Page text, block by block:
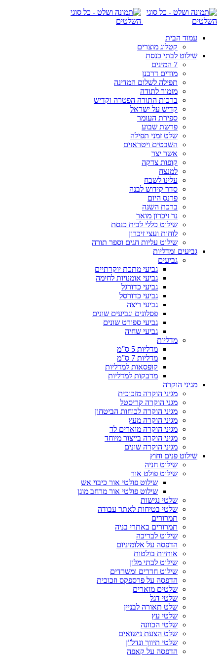
עמוד הבית
קטלוג מוצרים
שילוט לבתי כנסת
7 המינים
מודים דרבנן
תפילה לשלום המדינה
מזמור לתודה
ברכות התורה הפטרה וקדיש
קדיש על ישראל
ספירת העומר
פרשת שבוע
שלט זמני תפילה
השבטים ויטראזים
אשר יצר
קופות צדקה
למנצח
עלינו לשבח
סדר קידוש לבנה
פרנס היום
ברכת השנה
נר זיכרון מואר
שילוט כללי לבית כנסת
לוחות ועצי זיכרון
שילוט עליות חגים וספר תורה
גביעים ומדליות
גביעים
גביעי מתכת יוקרתיים
גביעי אומנויות לחימה
גביעי כדורגל
גביעי כדורסל
גביעי ריצה
פסלונים וגביעים שונים
גביעי ספורט שונים
גביעי שחיה
מדליות
מדליות 5 ס”מ
מדליות 7 ס”מ
קופסאות למדליות
מדבקות למדליות
מגיני הוקרה
מגיני הוקרה מזכוכית
מגני הוקרה קריסטל
מגיני הוקרה לכוחות הביטחון
מגיני הוקרה מעץ
מגיני הוקרה מוארים לד
מגיני הוקרה בייצור מיוחד
מגיני הוקרה שונים
שילוט פנים וחוץ
שילוט חניה
שילוט פולט אור
שילוט פולטי אור כיבוי אש
שילוט פולטי אור מרחב מוגן
שלטי נגישות
שלטי בטיחות לאתר עבודה
תמרורים
תמרורים באתרי בניה
שילוט לבריכה
הדפסה על אלומיניום
אותיות בולטות
שילוט לבתי מלון
שילוט חדרים ומשרדים
הדפסה על פרספקס וזכוכית
שלטים מוארים
שלטי דגל
שלט תאורה לבניין
שלטי עץ
שלטי הכוונה
שלט הצעת נישואים
שלטי תיווך ונדל”ן
הדפסה על קאפה